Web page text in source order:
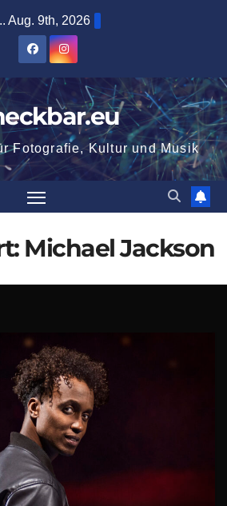
Aug. 9th, 2026
Fotografie, Kultur und Musik
Michael Jackson